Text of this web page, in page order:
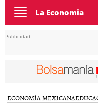
Toggle
navigation
La Economia
Publicidad
ECONOMÍA MEXICANA